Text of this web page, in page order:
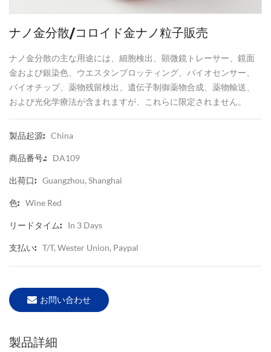
ナノ金分散/コロイド金ナノ粒子販売
ナノ金分散の主な用途には、細胞検出、顕微鏡トレーサー、鏡面
金および銀染色、ウエスタンブロッティング、バイオセンサー、
バイオチップ、薬物残留検出、遺伝子制御薬物合成、薬物輸送、
および光化学療法が含まれますが、これらに限定されません。
製品起源: China
商品番号.: DA109
出荷口: Guangzhou, Shanghai
色: Wine Red
リードタイム: In 3 Days
支払い: T/T, Wester Union, Paypal
お問い合わせ
製品詳細